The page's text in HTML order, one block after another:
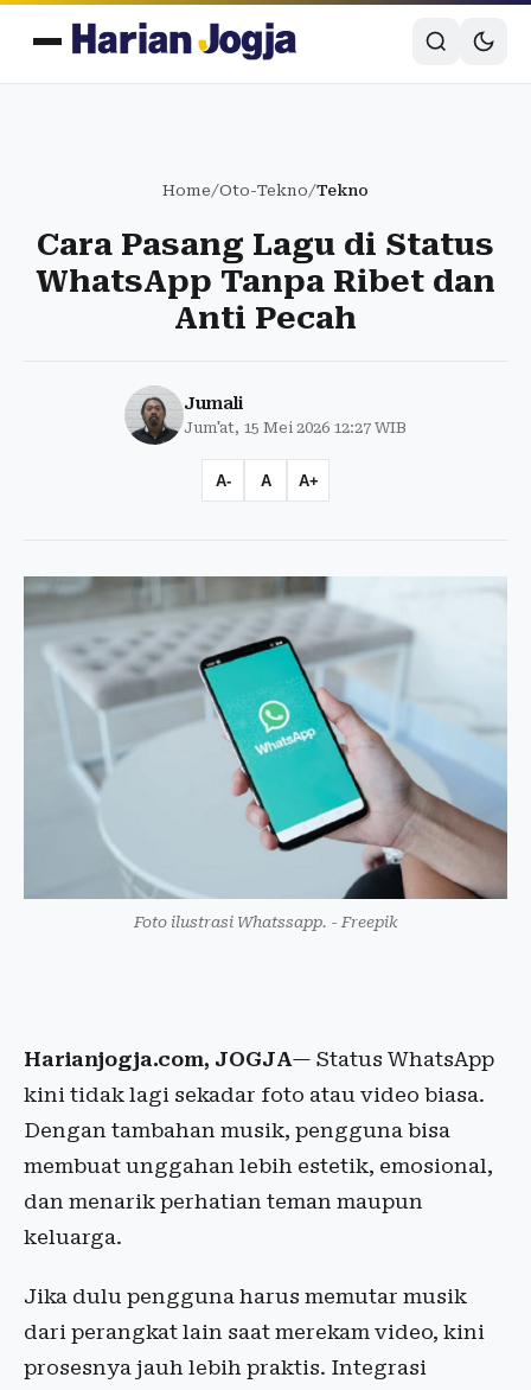
Home/Oto-Tekno/Tekno
Cara Pasang Lagu di Status
WhatsApp Tanpa Ribet dan
Anti Pecah
Jumali
Jum'at, 15 Mei 2026 12:27 WIB
A- A A+
Foto ilustrasi Whatssapp. - Freepik
Harianjogja.com, JOGJA— Status WhatsApp
kini tidak lagi sekadar foto atau video biasa.
Dengan tambahan musik, pengguna bisa
membuat unggahan lebih estetik, emosional,
dan menarik perhatian teman maupun
keluarga.
Jika dulu pengguna harus memutar musik
dari perangkat lain saat merekam video, kini
prosesnya jauh lebih praktis. Integrasi